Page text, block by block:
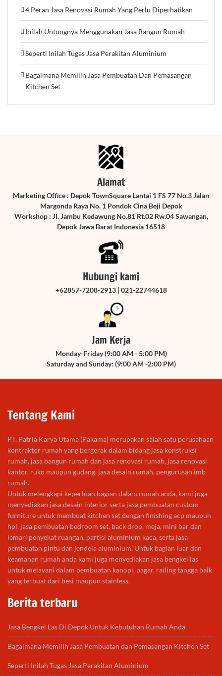
4 Peran Jasa Renovasi Rumah Yang Perlu Diperhatikan
Inilah Untungnya Menggunakan Jasa Bangun Rumah
Seperti Inilah Tugas Jasa Perakitan Aluminium
Bagaimana Memilih Jasa Pembuatan Dan Pemasangan
Kitchen Set
Alamat
Marketing Office : Depok TownSquare Lantai 1 FS 77 No.3 Jalan
Margonda Raya No. 1 Pondok Cina Beji Depok
Workshop : Jl. Jambu Kedawung No.81 Rt.02 Rw.04 Sawangan,
Depok Jawa Barat Indonesia 16518
Hubungi kami
+62857-7208-2913 | 021-22744618
Jam Kerja
Monday-Friday (9:00 AM - 5:00 PM)
Saturday and Sunday: (9:00 AM -2:00 PM)
Tentang Kami
PT. Patria Karya Utama (Pakama) merupakan salah satu perusahaan
kontraktor rumah yang bergerak dalam bidang jasa konstruksi
rumah, jasa bangun rumah dan jasa renovasi rumah, jasa renovasi
kantor, ruko maupun gudang, jasa desain rumah, pengurusan imb
rumah.
Untuk melengkapi keperluan bagian dalam rumah anda, kami juga
menyediakan jasa desain interior serta jasa pembuatan custom
furniture untuk membuat kitchen set dengan finishing acp maupun
hpl, jasa pembuatan bedroom set, back drop, meja, mini bar dan
lemari penyekat ruangan, partisi aluminium kaca, serta jasa
pembuatan pintu dan jendela aluminium. Untuk bagian luar dan
keamanan rumah anda kami juga menyediakan jasa bengkel las
untuk melayani dalam pembuatan kanopi, pagar, railing tangga baik
yang terbuat dari besi maupun stainless.
Berita terbaru
Jasa Bengkel Las Di Depok Untuk Kebutuhan Rumah Anda
Bagaimana Memilih Jasa Pembuatan dan Pemasangan Kitchen Set
Seperti Inilah Tugas Jasa Perakitan Aluminium